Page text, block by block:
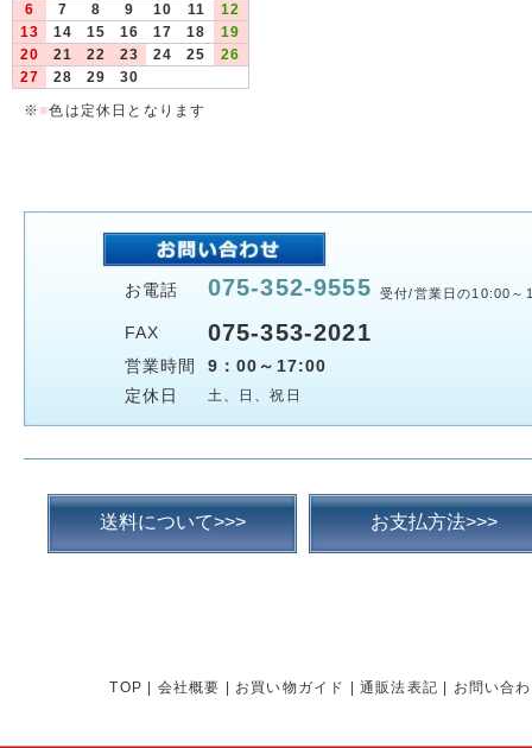
6
7 8 9 10 11
12
13
14 15 16 17 18
19
20
21 22 23 24 25
26
27
28 29
30
※ ■色は定休日となります
お電話 075-352-9555 受付/営業日の10:00～
FAX 075-353-2021
営業時間
9：00～17:00
定休日
土、日、祝日
送料について>>> お支払方法>>>
TOP 会社概要 お買い物ガイド 通販法表記 お問い合